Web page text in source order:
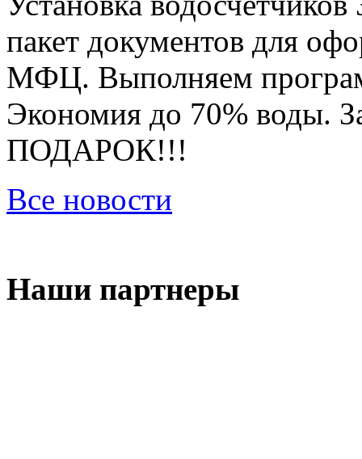
пакет документов для
МФЦ. Выполняем
Экономия до 70% воды.
ПОДАРОК!!!
Все новости
Наши партнеры